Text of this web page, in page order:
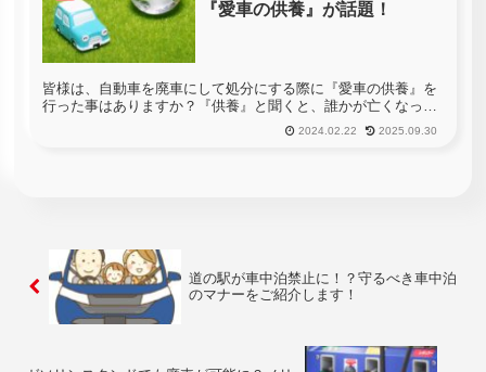
『愛車の供養』が話題！
皆様は、自動車を廃車にして処分にする際に『愛車の供養』を
行った事はありますか？『供養』と聞くと、誰かが亡くなった
時に執り行う、お葬式やお別れ会、偲ぶ会など、今は亡き故人
の魂に対して感謝の気持ちやいつまでも忘れないと言うメッセ
2024.02.22 2025.09.30
道の駅が車中泊禁止に！？守るべき車中泊
のマナーをご紹介します！